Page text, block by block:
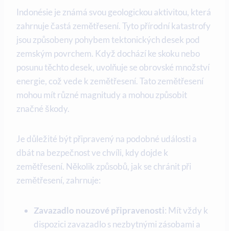
Indonésie je známá svou geologickou aktivitou, která
zahrnuje častá zemětřesení. Tyto přírodní katastrofy
jsou způsobeny pohybem tektonických desek pod
zemským povrchem. Když dochází ke skoku nebo
posunu těchto desek, uvolňuje se obrovské množství
energie, což vede k zemětřesení. Tato zemětřesení
mohou mít různé magnitudy a mohou způsobit
značné škody.
Je důležité být připravený na podobné události a
dbát na bezpečnost ve chvíli, kdy dojde k
zemětřesení. Několik způsobů, jak se chránit při
zemětřesení, zahrnuje:
Zavazadlo nouzové připravenosti: Mít vždy k
dispozici zavazadlo s nezbytnými zásobami a